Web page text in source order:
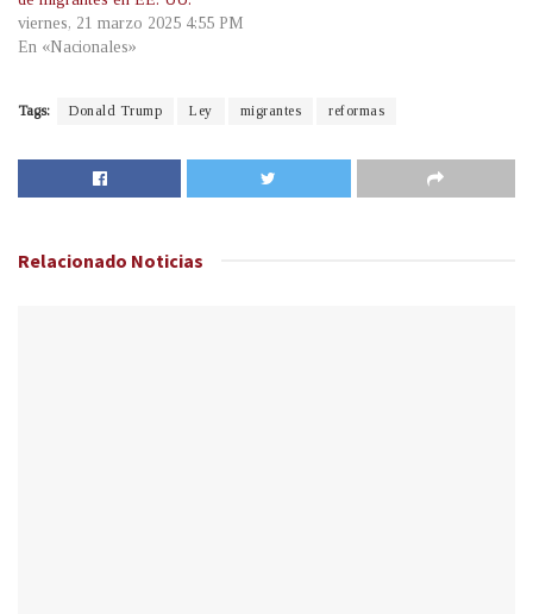
viernes, 21 marzo 2025 4:55 PM
En «Nacionales»
Tags: Donald Trump Ley migrantes reformas
Relacionado Noticias